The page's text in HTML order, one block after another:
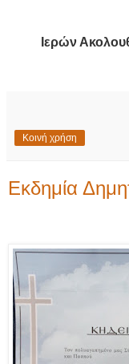
Ιερών
Κοινή χρήση
Εκδημία